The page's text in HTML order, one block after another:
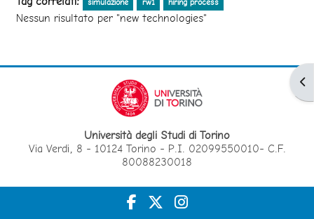
Nessun risultato per "new technologies"
Università degli Studi di Torino
Via Verdi, 8 - 10124 Torino - P.I. 02099550010- C.F.
80088230018